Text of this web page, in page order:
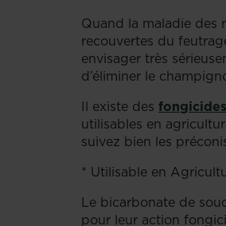
Quand la maladie des
recouvertes du
envisager très
d’éliminer le
Il existe des
utilisables en
suivez bien les
* Utilisable en
Le bicarbonate de
pour leur action